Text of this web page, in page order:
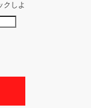
クしよ